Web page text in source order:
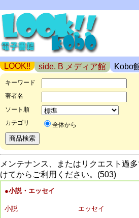
LOOK!! side. B メディア館 Kobo
キーワード
著者名
ソート順
カテゴリ
全体から
メンテナンス、またはリクエスト過
けてからご利用ください。(503)
●小説・エッセイ
小説
エッセイ